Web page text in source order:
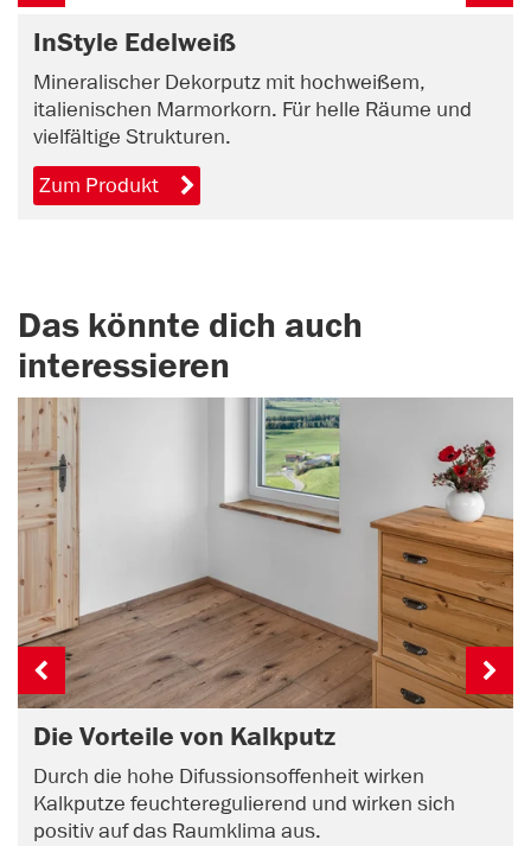
InStyle Edelweiß
Mineralischer Dekorputz mit hochweißem,
italienischen Marmorkorn. Für helle Räume und
vielfältige Strukturen.
Zum Produkt
Das könnte dich auch
interessieren
Die Vorteile von Kalkputz
Durch die hohe Difussionsoffenheit wirken
Kalkputze feuchteregulierend und wirken sich
positiv auf das Raumklima aus.